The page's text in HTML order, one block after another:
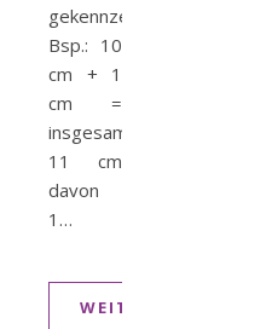
gekennzeichnet.
Bsp.: 10
cm + 1
cm =
insgesamt
11 cm
davon
1…
WEITERLESEN